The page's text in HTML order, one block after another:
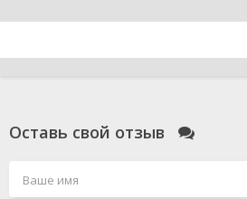
Оставь свой отзыв